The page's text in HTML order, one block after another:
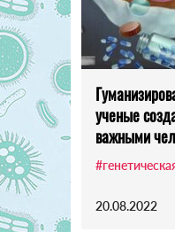
ученые
важными
20.08.2022